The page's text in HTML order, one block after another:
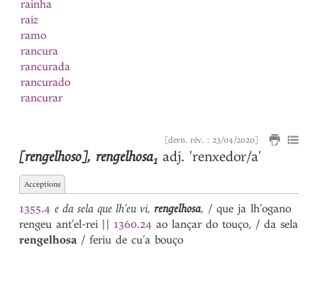
rainha
raiz
ramo
rancura
rancurada
rancurado
rancurar
rascar2
raviosa
ravioso
razoada
razõada
razoado
[dern. rév. : 23/04/2020]
[rengelhoso],rengelhosa1 adj. 'renxedor/a'
Acceptions
1355.4 e da sela que lh’eu vi,rengelhosa, / que ja lh’ogano
rengeu ant’el-rei || 1360.24 ao lançar do touço, / da sela
rengelhosa/ feriu de cu’a bouço